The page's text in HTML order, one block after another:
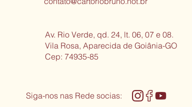
Av. Rio Verde, qd. 24, lt. 06, 07 e 08.
Vila Rosa, Aparecida de Goiânia-GO
Cep: 74935-85
Siga-nos nas Rede socias: